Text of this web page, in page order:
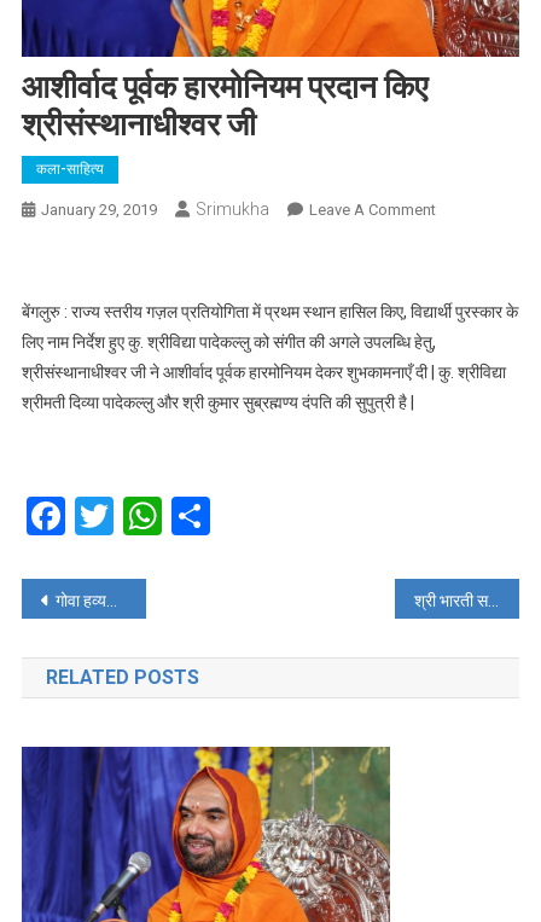
आशीर्वाद पूर्वक हारमोनियम प्रदान किए
श्रीसंस्थानाधीश्वर जी
कला-साहित्य
January 29, 2019 Srimukha Leave A CommentOn
प्रदान
किए
श्रीसंस्थानाधीश्वर
बेंगलुरु : राज्य स्तरीय गज़ल प्रतियोगिता में प्रथम स्थान हासिल किए, विद्यार्थी पुरस्कार के
लिए नाम निर्देश हुए कु. श्रीविद्या पादेकल्लु को संगीत की अगले उपलब्धि हेतु,
श्रीसंस्थानाधीश्वर जी ने आशीर्वाद पूर्वक हारमोनियम देकर शुभकामनाएँ दी | कु. श्रीविद्या
श्रीमती दिव्या पादेकल्लु और श्री कुमार सुब्रह्मण्य दंपति की सुपुत्री है |
Facebook
TwitterWhatsApp
Post
navigation
गोवा हव्यक क्षेत्र में दीपगाणीके (दीप उपहार) का समर्पण श्री भारती समूह संस्था में नशीले पदार्थों के बारे में जागृति अभियान
RELATED POSTS